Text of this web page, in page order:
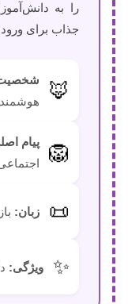
را به
جذاب برای
🦊
هوشمند
🦁 پیام
📜 زبان:
✨ ویژگی: